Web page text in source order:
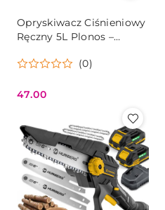
Opryskiwacz Ciśnieniowy
Ręczny 5L Plonos –
83 cm
(0)
Cena:
47.00